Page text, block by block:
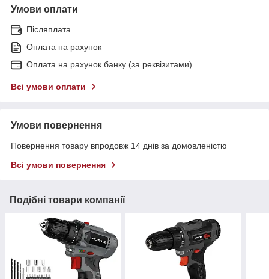
Умови оплати
Післяплата
Оплата на рахунок
Оплата на рахунок банку (за реквізитами)
Всі умови оплати
Умови повернення
Повернення товару впродовж 14 днів за домовленістю
Всі умови повернення
Подібні товари компанії